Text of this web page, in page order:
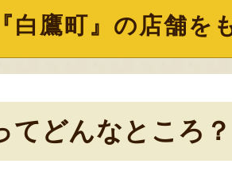
『白鷹町』の店舗を
てどんなところ？